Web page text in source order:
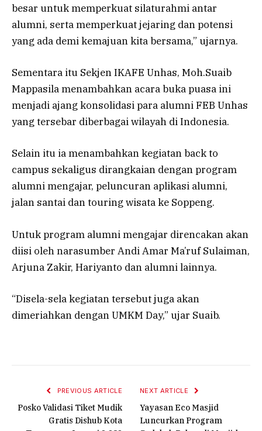
besar untuk memperkuat silaturahmi antar
alumni, serta memperkuat jejaring dan potensi
yang ada demi kemajuan kita bersama,” ujarnya.
Sementara itu Sekjen IKAFE Unhas, Moh.Suaib
Mappasila menambahkan acara buka puasa ini
menjadi ajang konsolidasi para alumni FEB Unhas
yang tersebar diberbagai wilayah di Indonesia.
Selain itu ia menambahkan kegiatan back to
campus sekaligus dirangkaian dengan program
alumni mengajar, peluncuran aplikasi alumni,
jalan santai dan touring wisata ke Soppeng.
Untuk program alumni mengajar direncakan akan
diisi oleh narasumber Andi Amar Ma’ruf Sulaiman,
Arjuna Zakir, Hariyanto dan alumni lainnya.
“Disela-sela kegiatan tersebut juga akan
dimeriahkan dengan UMKM Day,” ujar Suaib.
PREVIOUS ARTICLE
Posko Validasi Tiket Mudik
Gratis Dishub Kota
NEXT ARTICLE
Yayasan Eco Masjid
Luncurkan Program